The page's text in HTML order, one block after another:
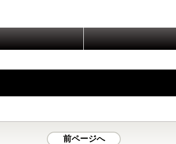
前ページへ